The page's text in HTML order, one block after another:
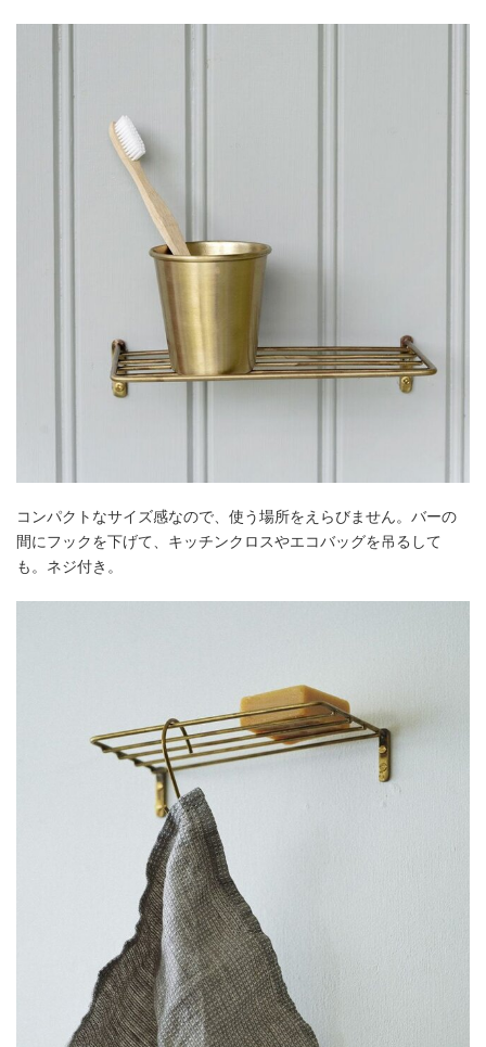
コンパクトなサイズ感なので、使う場所をえらびません。バーの
間にフックを下げて、キッチンクロスやエコバッグを吊るして
も。ネジ付き。